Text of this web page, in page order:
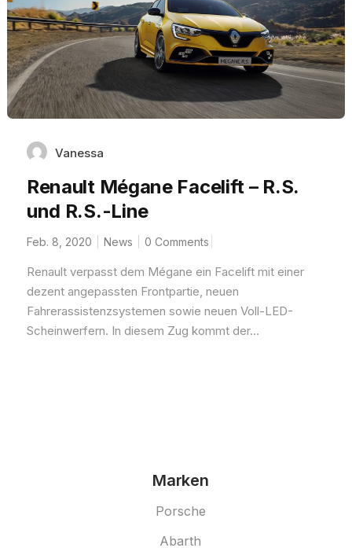
Vanessa
Renault Mégane Facelift – R.S.
und R.S.-Line
Feb. 8, 2020 News 0 Comments
Renault verpasst dem Mégane ein Facelift mit einer
dezent angepassten Frontpartie, neuen
Fahrerassistenzsystemen sowie neuen Voll-LED-
Scheinwerfern. In diesem Zug kommt der...
Marken
Porsche
Abarth